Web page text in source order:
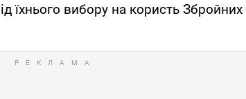
їхнього вибору на користь Збройних